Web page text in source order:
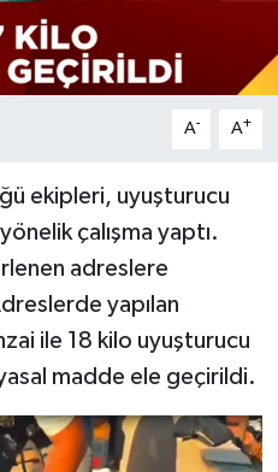
A- A+
ekipleri, uyuşturucu
çalışma yaptı.
adreslere
yapılan
ile 18 kilo uyuşturucu
madde ele geçirildi.